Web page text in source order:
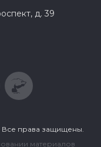
д. 39
Все права защищены.
материалов